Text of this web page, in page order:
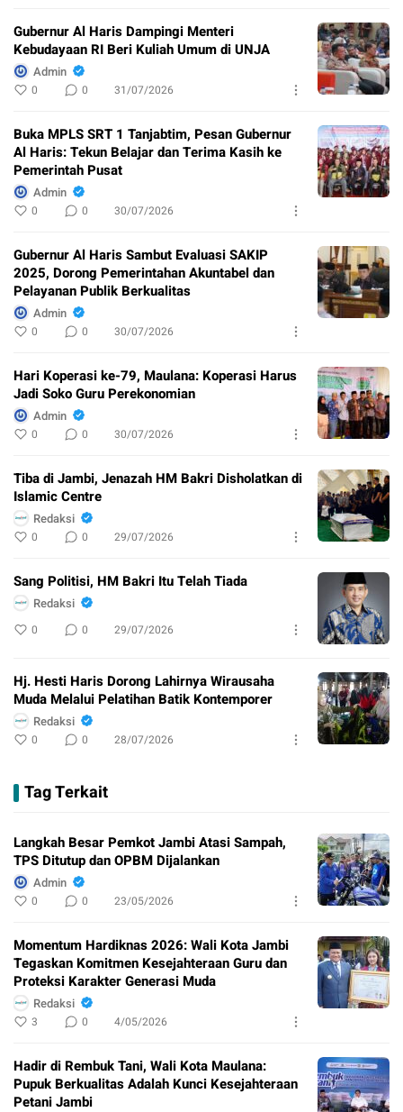
Gubernur Al Haris Dampingi Menteri
Kebudayaan RI Beri Kuliah Umum di UNJA
Admin
0 0 31/07/2026
Buka MPLS SRT 1 Tanjabtim, Pesan Gubernur
Al Haris: Tekun Belajar dan Terima Kasih ke
Pemerintah Pusat
Admin
0 0 30/07/2026
Gubernur Al Haris Sambut Evaluasi SAKIP
2025, Dorong Pemerintahan Akuntabel dan
Pelayanan Publik Berkualitas
Admin
0 0 30/07/2026
Hari Koperasi ke-79, Maulana: Koperasi Harus
Jadi Soko Guru Perekonomian
Admin
0 0 30/07/2026
Tiba di Jambi, Jenazah HM Bakri Disholatkan di
Islamic Centre
Redaksi
0 0 29/07/2026
Sang Politisi, HM Bakri Itu Telah Tiada
Redaksi
0 0 29/07/2026
Hj. Hesti Haris Dorong Lahirnya Wirausaha
Muda Melalui Pelatihan Batik Kontemporer
Redaksi
0 0 28/07/2026
Tag Terkait
Langkah Besar Pemkot Jambi Atasi Sampah,
TPS Ditutup dan OPBM Dijalankan
Admin
0 0 23/05/2026
Momentum Hardiknas 2026: Wali Kota Jambi
Tegaskan Komitmen Kesejahteraan Guru dan
Proteksi Karakter Generasi Muda
Redaksi
3 0 4/05/2026
Hadir di Rembuk Tani, Wali Kota Maulana:
Pupuk Berkualitas Adalah Kunci Kesejahteraan
Petani Jambi